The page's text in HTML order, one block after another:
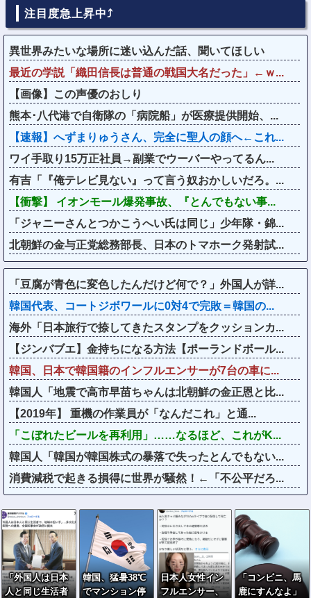
注目度急上昇中⤴
異世界みたいな場所に迷い込んだ話、聞いてほしい
最近の学説「織田信長は普通の戦国大名だった」←ｗ...
【画像】この声優のおしり
熊本･八代港で自衛隊の「病院船」が医療提供開始、...
【速報】へずまりゅうさん、完全に聖人の顔へ←これ...
ワイ手取り15万正社員→副業でウーバーやってるん...
有吉「『俺テレビ見ない』って言う奴おかしいだろ。...
【衝撃】 イオンモール爆発事故、『とんでもない事...
「ジャニーさんとつかこうへい氏は同じ」少年隊・錦...
北朝鮮の金与正党総務部長、日本のトマホーク発射試...
「豆腐が青色に変色したんだけど何で？」外国人が詳...
韓国代表、コートジボワールに0対4で完敗＝韓国の...
海外「日本旅行で捺してきたスタンプをクッションカ...
【ジンバブエ】金持ちになる方法【ポーランドボール...
韓国、日本で韓国籍のインフルエンサーが7台の車に...
韓国人「地震で高市早苗ちゃんは北朝鮮の金正恩と比...
【2019年】 重機の作業員が「なんだこれ」と通...
「こぼれたビールを再利用」……なるほど、これがK...
韓国人「韓国が韓国株式の暴落で失ったとんでもない...
消費減税で起きる損得に世界が騒然！←「不公平だろ...
「外国人は日本
人と同じ生活者
韓国、猛暑38℃
でマンション停
日本人女性イン
フルエンサー、
「コンビニ、馬
鹿にすんなよ」